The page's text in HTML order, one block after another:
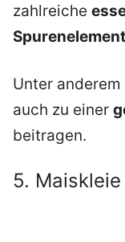
zahlreiche
Unter
auch zu einer
beitragen.
5. Maiskleie